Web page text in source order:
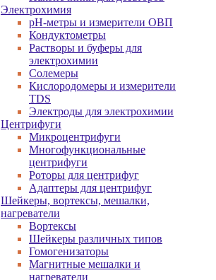
Электрохимия
pH-метры и измерители ОВП
Кондуктометры
Растворы и буферы для
электрохимии
Солемеры
Кислородомеры и измерители
TDS
Электроды для электрохимии
Центрифуги
Микроцентрифуги
Многофункциональные
центрифуги
Роторы для центрифуг
Адаптеры для центрифуг
Шейкеры, вортексы, мешалки,
нагреватели
Вортексы
Шейкеры различных типов
Гомогенизаторы
Магнитные мешалки и
нагреватели